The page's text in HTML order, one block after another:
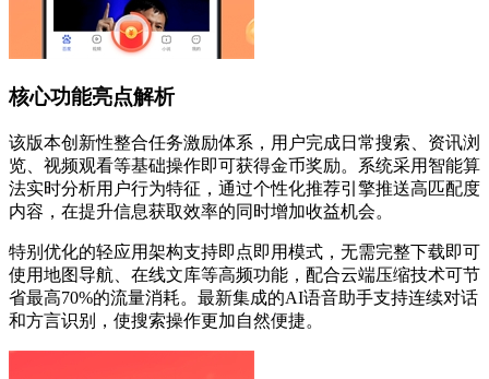
核心功能亮点解析
该版本创新性整合任务激励体系，用户完成日常搜索、资讯浏
览、视频观看等基础操作即可获得金币奖励。系统采用智能算
法实时分析用户行为特征，通过个性化推荐引擎推送高匹配度
内容，在提升信息获取效率的同时增加收益机会。
特别优化的轻应用架构支持即点即用模式，无需完整下载即可
使用地图导航、在线文库等高频功能，配合云端压缩技术可节
省最高70%的流量消耗。最新集成的AI语音助手支持连续对话
和方言识别，使搜索操作更加自然便捷。